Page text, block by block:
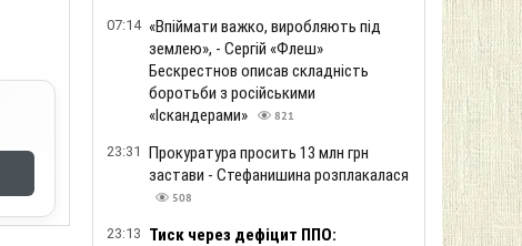
07:14 «Впіймати важко, виробляють під
землею», - Сергій «Флеш»
Бескрестнов описав складність
боротьби з російськими
«Іскандерами»
821
23:31 Прокуратура просить 13 млн грн
застави - Стефанишина розплакалася
508
23:13 Тиск через дефіцит ППО: